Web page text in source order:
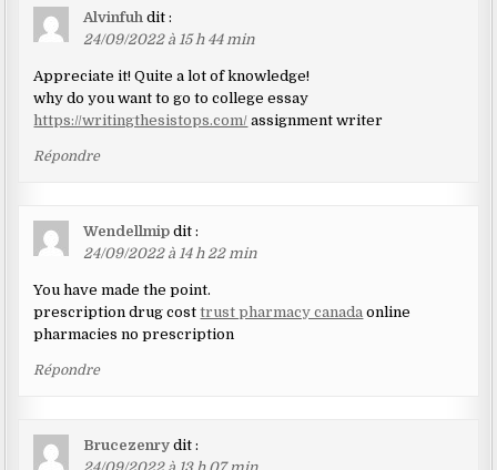
Alvinfuh dit :
24/09/2022 à 15 h 44 min
Appreciate it! Quite a lot of knowledge!
why do you want to go to college essay
https://writingthesistops.com/ assignment writer
Répondre
Wendellmip dit :
24/09/2022 à 14 h 22 min
You have made the point.
prescription drug costtrust pharmacy canada online
pharmacies no prescription
Répondre
Brucezenry dit :